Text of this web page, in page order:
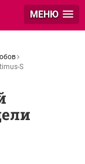
МЕНЮ
S